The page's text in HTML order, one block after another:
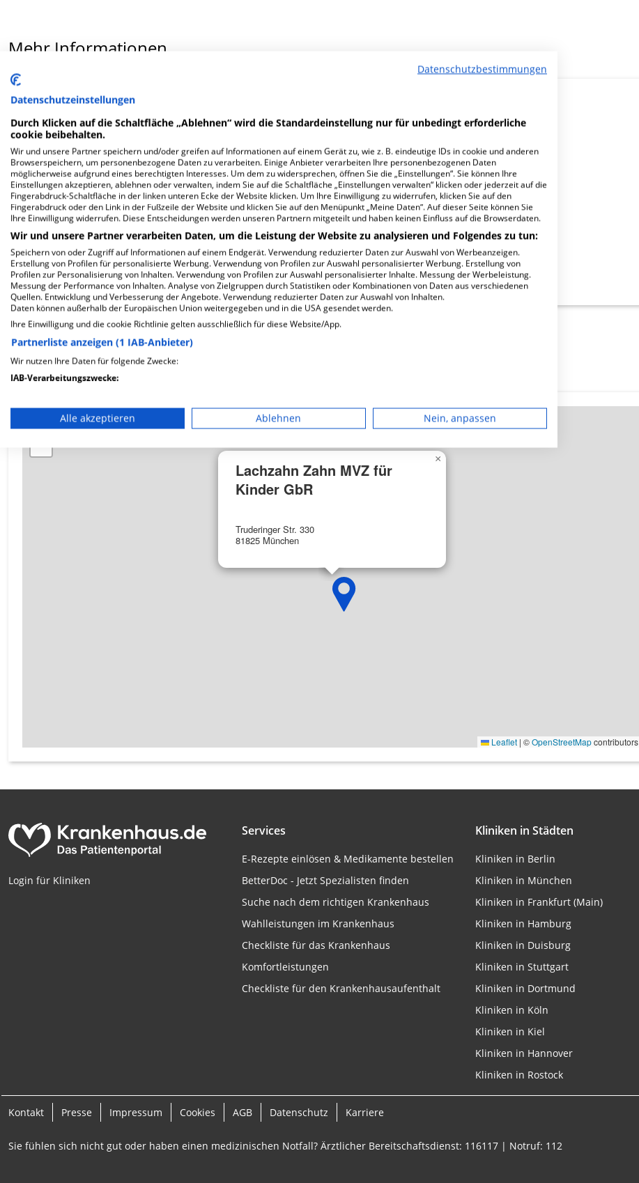
Mehr Informationen
FAQ
Hier ﬁnden Sie häuﬁg gestellte Fragen zu dieser Klinik.
Wie lautet die Adresse von Lachzahn Zahn MVZ für Kinder GbR?
Truderinger Str. 330
81825 München
Wie ist die Telefonnummer von Lachzahn Zahn MVZ für Kinder GbR?
Karte
Lachzahn Zahn MVZ für
Kinder GbR
Truderinger Str. 330
81825 München
×
+
Leaflet | ©OpenStreetMapcontributors
Login für Kliniken
Services
E-Rezepte einlösen & Medikamente bestellen
BetterDoc - Jetzt Spezialisten finden
Suche nach dem richtigen Krankenhaus
Wahlleistungen im Krankenhaus
Checkliste für das Krankenhaus
Komfortleistungen
Checkliste für den Krankenhausaufenthalt
Kliniken in Städten
Kliniken in Berlin
Kliniken in München
Kliniken in Frankfurt (Main)
Kliniken in Hamburg
Kliniken in Duisburg
Kliniken in Stuttgart
Kliniken in Dortmund
Kliniken in Köln
Kliniken in Kiel
Kliniken in Hannover
Kliniken in Rostock
Kontakt Presse Impressum Cookies AGB Datenschutz Karriere
Sie fühlen sich nicht gut oder haben einen medizinischen Notfall? Ärztlicher Bereitschaftsdienst: 116117 | Notruf: 112
Datenschutzbestimmungen
Datenschutzeinstellungen
Durch Klicken auf die Schaltfläche „Ablehnen“ wird die Standardeinstellung nur für unbedingt erforderliche
cookie beibehalten.
Wir und unsere Partner speichern und/oder greifen auf Informationen auf einem Gerät zu, wie z. B. eindeutige IDs in cookie und anderen
Browserspeichern, um personenbezogene Daten zu verarbeiten. Einige Anbieter verarbeiten Ihre personenbezogenen Daten
möglicherweise aufgrund eines berechtigten Interesses. Um dem zu widersprechen, öffnen Sie die „Einstellungen“. Sie können Ihre
Einstellungen akzeptieren, ablehnen oder verwalten, indem Sie auf die Schaltfläche „Einstellungen verwalten“ klicken oder jederzeit auf die
Fingerabdruck-Schaltfläche in der linken unteren Ecke der Website klicken. Um Ihre Einwilligung zu widerrufen, klicken Sie auf den
Fingerabdruck oder den Link in der Fußzeile der Website und klicken Sie auf den Menüpunkt „Meine Daten“. Auf dieser Seite können Sie
Ihre Einwilligung widerrufen. Diese Entscheidungen werden unseren Partnern mitgeteilt und haben keinen Einfluss auf die Browserdaten.
Wir und unsere Partner verarbeiten Daten, um die Leistung der Website zu analysieren und Folgendes zu tun:
Speichern von oder Zugriff auf Informationen auf einem Endgerät. Verwendung reduzierter Daten zur Auswahl von Werbeanzeigen.
Erstellung von Profilen für personalisierte Werbung. Verwendung von Profilen zur Auswahl personalisierter Werbung. Erstellung von
Profilen zur Personalisierung von Inhalten. Verwendung von Profilen zur Auswahl personalisierter Inhalte. Messung der Werbeleistung.
Messung der Performance von Inhalten. Analyse von Zielgruppen durch Statistiken oder Kombinationen von Daten aus verschiedenen
Quellen. Entwicklung und Verbesserung der Angebote. Verwendung reduzierter Daten zur Auswahl von Inhalten.
Daten können außerhalb der Europäischen Union weitergegeben und in die USA gesendet werden.
Ihre Einwilligung und die cookie Richtlinie gelten ausschließlich für diese Website/App.
Partnerliste anzeigen (1 IAB-Anbieter)
Wir nutzen Ihre Daten für folgende Zwecke:
IAB-Verarbeitungszwecke:
Verwendung reduzierter Daten zur Auswahl von Werbeanzeigen
Erstellung von Profilen für personalisierte Werbung
Verwendung von Profilen zur Auswahl personalisierter Werbung
Verwendung von Profilen zur Auswahl personalisierter Inhalte
Nicht-IAB-Verarbeitungszwecke:
Performance
Alle akzeptieren Ablehnen Nein, anpassen